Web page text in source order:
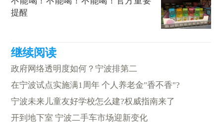
提醒
政府网络透明度如何？宁波排第二
在宁波试点实施满1周年 个人养老金"香不香"?
宁波未来儿童友好学校怎么建?权威指南来了
开到地下室 宁波二手车市场迎新变化